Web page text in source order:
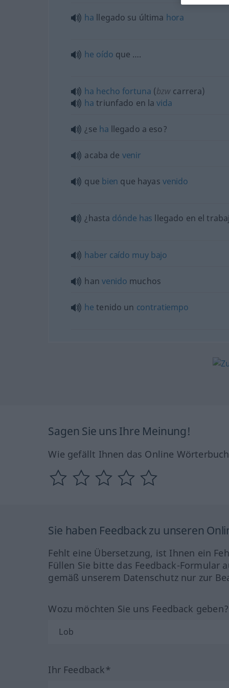
ha llegado su última hora
he oído que ….
ha hecho fortuna (bzw carrera)
ha triunfado en lavida
¿se ha llegado a eso?
acaba de venir
que bien que hayas venido
¿hasta dónde has llegado en el
haber caído muy bajo
han venido muchos
he tenido un contratiempo
Sagen Sie uns Ihre Meinung!
Wie gefällt Ihnen das Online
Sie haben Feedback zu unseren
Fehlt eine Übersetzung, ist Ihnen ein
Füllen Sie bitte das Feedback-Formular
gemäß unserem Datenschutz nur zur
Wozu möchten Sie uns Feedback
Ihr Feedback*